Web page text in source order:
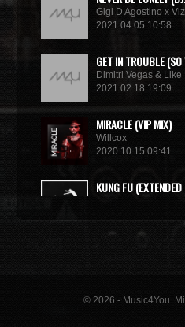
Gigi D Agostino x
2021.04.05 10:58
GET IN TROUBLE
Dimitri Vegas &
2021.02.18 19:09
MIRACLE (VIP MIX)
Willcox
2020.10.15 09:41
KUNG FU
© 2026 - Music4You.